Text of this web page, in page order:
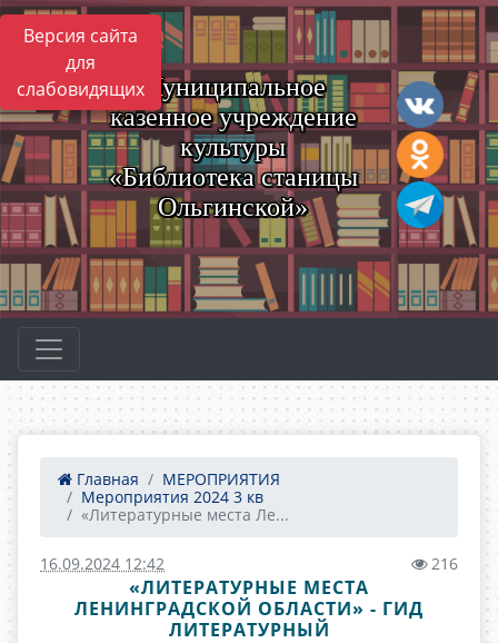
Версия сайта
для
слабовидящихМуниципальное
казенное учреждение
культуры
«Библиотека станицы
Ольгинской»
Главная
МЕРОПРИЯТИЯ
Мероприятия 2024 3 кв
«Литературные места Ле...
16.09.2024 12:42 216
«ЛИТЕРАТУРНЫЕ МЕСТА
ЛЕНИНГРАДСКОЙ ОБЛАСТИ» - ГИД
ЛИТЕРАТУРНЫЙ